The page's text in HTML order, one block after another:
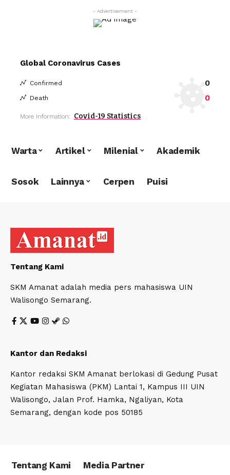
- Advertisement -
Global Coronavirus Cases
Confirmed 0
Death 0
More Information: Covid-19 Statistics
Warta Artikel Milenial Akademik
Sosok Lainnya Cerpen Puisi
Tentang Kami
SKM Amanat adalah media pers mahasiswa UIN
Walisongo Semarang.
Kantor dan Redaksi
Kantor redaksi SKM Amanat berlokasi di Gedung Pusat
Kegiatan Mahasiswa (PKM) Lantai 1, Kampus III UIN
Walisongo, Jalan Prof. Hamka, Ngaliyan, Kota
Semarang, dengan kode pos 50185
Tentang Kami Media Partner